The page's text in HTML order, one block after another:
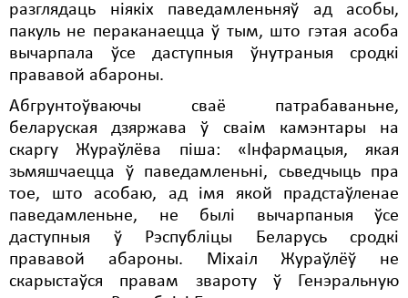
разглядаць ніякіх паведамленьняў ад асобы,
пакуль не пераканаецца ў тым, што гэтая асоба
вычарпала ўсе даступныя ўнутраныя сродкі
прававой абароны.
Абгрунтоўваючы сваё патрабаваньне,
беларуская дзяржава ў сваім камэнтары на
скаргу Жураўлёва піша: «Інфармацыя, якая
зьмяшчаецца ў паведамленьні, сьведчыць пра
тое, што асобаю, ад імя якой прадстаўленае
паведамленьне, не былі вычарпаныя ўсе
даступныя ў Рэспубліцы Беларусь сродкі
прававой абароны. Міхаіл Жураўлёў не
скарыстаўся правам звароту ў Генэральную
Свабода сумленьня
Суд
Сьмяротнае пакараньне
Экалёгія
Правы працоўных
Сацыяльныя правы